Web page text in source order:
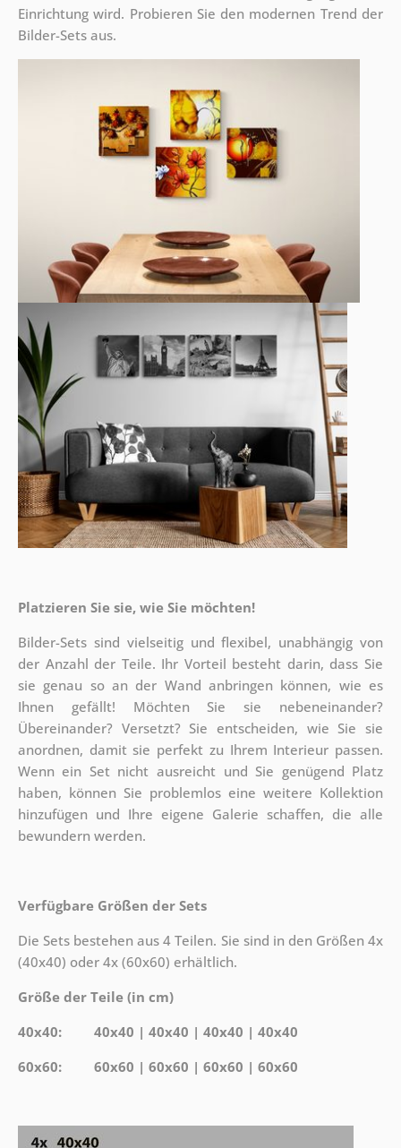
Einrichtung wird. Probieren Sie den modernen Trend der
Bilder-Sets aus.
Platzieren Sie sie, wie Sie möchten!
Bilder-Sets sind vielseitig und flexibel, unabhängig von
der Anzahl der Teile. Ihr Vorteil besteht darin, dass Sie
sie genau so an der Wand anbringen können, wie es
Ihnen gefällt! Möchten Sie sie nebeneinander?
Übereinander? Versetzt? Sie entscheiden, wie Sie sie
anordnen, damit sie perfekt zu Ihrem Interieur passen.
Wenn ein Set nicht ausreicht und Sie genügend Platz
haben, können Sie problemlos eine weitere Kollektion
hinzufügen und Ihre eigene Galerie schaffen, die alle
bewundern werden.
Verfügbare Größen der Sets
Die Sets bestehen aus 4 Teilen. Sie sind in den Größen 4x
(40x40) oder 4x (60x60) erhältlich.
Größe der Teile (in cm)
40x40: 40x40 | 40x40 | 40x40 | 40x40
60x60: 60x60 | 60x60 | 60x60 | 60x60